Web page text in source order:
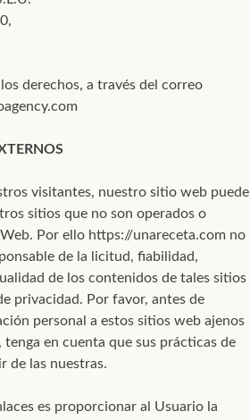
derechos, a través del correo
visitantes, nuestro sitio web puede
sitios que no son operados o
Por ello https://unareceta.com no
de la licitud, fiabilidad,
de los contenidos de tales sitios
privacidad. Por favor, antes de
personal a estos sitios web ajenos
en cuenta que sus prácticas de
de las nuestras.
es proporcionar al Usuario la